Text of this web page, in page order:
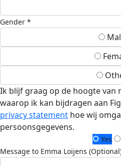
Gender *
Ik blijf graag op de hoogte van
waarop ik kan bijdragen aan
privacy statement hoe wij
persoonsgegevens.
Yes
Message to Emma Loijens